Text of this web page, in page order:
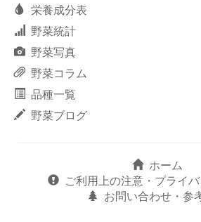
栄養成分表
野菜統計
野菜写真
野菜コラム
品種一覧
野菜ブログ
ホーム
ご利用上の注意・プライ
お問い合わせ・参